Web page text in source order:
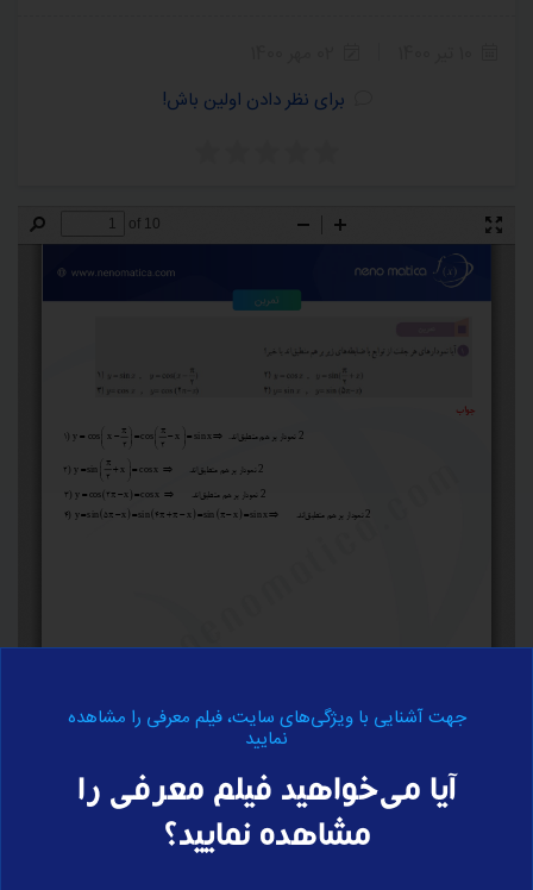
برای نظر دادن اولین باش!
برای ارسال نظر وارد سایت شوید
جهت آشنایی با ویژگی‌های سایت، فیلم معرفی را مشاهده
نمایید
آیا می‌خواهید فیلم معرفی را
مشاهده نمایید؟